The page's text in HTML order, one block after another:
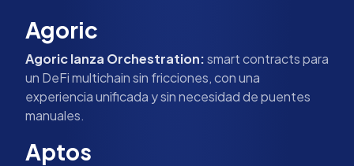
Agoric
Agoric lanza Orchestration:smart contracts para
un DeFi multichain sin fricciones, con una
experiencia unificada y sin necesidad de puentes
manuales.
Aptos